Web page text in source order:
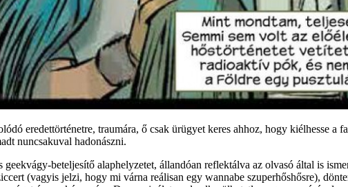
eredettörténetre, traumára, ő csak ürügyet keres ahhoz, hogy kiélhesse a
nuncsakuval hadonászni.
beteljesítő alaphelyzetet, állandóan reflektálva az olvasó által is
(vagyis jelzi, hogy mi várna reálisan egy wannabe szuperhőshősre),